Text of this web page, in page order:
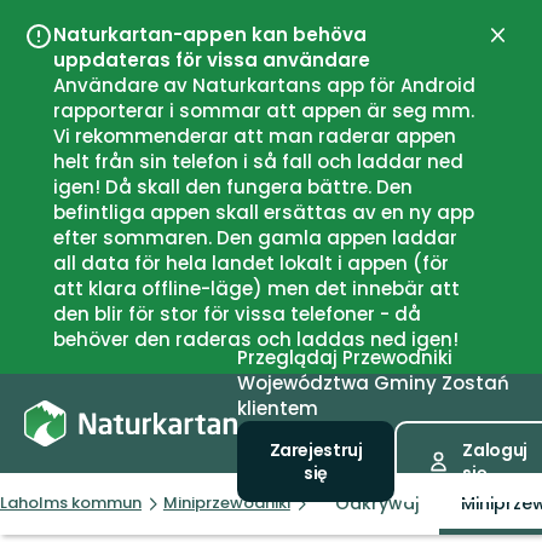
Naturkartan-appen kan behöva
uppdateras för vissa användare
Användare av Naturkartans app för Android
rapporterar i sommar att appen är seg mm.
Vi rekommenderar att man raderar appen
helt från sin telefon i så fall och laddar ned
igen! Då skall den fungera bättre. Den
befintliga appen skall ersättas av en ny app
efter sommaren. Den gamla appen laddar
all data för hela landet lokalt i appen (för
att klara offline-läge) men det innebär att
den blir för stor för vissa telefoner - då
behöver den raderas och laddas ned igen!
Przeglądaj Przewodniki
Województwa Gminy Zostań
klientem
Zarejestruj
się
Zaloguj
się
Laholms kommun Miniprzewodniki Tillbaka till bronsåldern i
Odkrywaj